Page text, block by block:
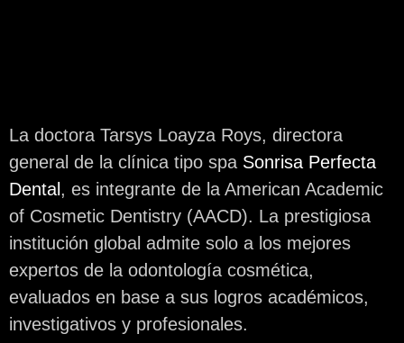
La doctora Tarsys Loayza Roys, directora
general de la clínica tipo spa Sonrisa Perfecta
Dental , es integrante de la American Academic
of Cosmetic Dentistry (AACD). La prestigiosa
institución global admite solo a los mejores
expertos de la odontología cosmética,
evaluados en base a sus logros académicos,
investigativos y profesionales.